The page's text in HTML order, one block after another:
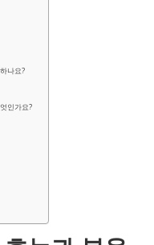
나요?
인가요?